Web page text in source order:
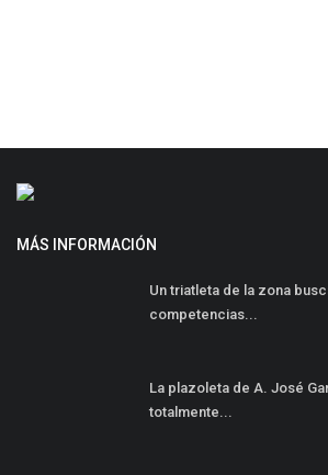
MÁS INFORMACIÓN
Un triatleta de la zona
competencias...
La plazoleta de A. José
totalmente...